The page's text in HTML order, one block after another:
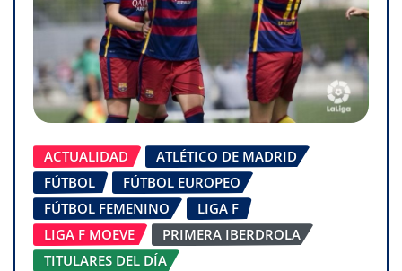
ACTUALIDAD
ATLÉTICO DE MADRID
FÚTBOL
FÚTBOL EUROPEO
FÚTBOL FEMENINO
LIGA F
LIGA F MOEVE
PRIMERA IBERDROLA
TITULARES DEL DÍA